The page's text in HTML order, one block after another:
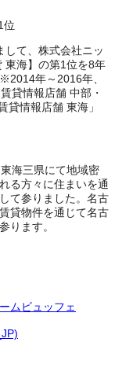
して、株式会社ニッ
東海】の第1位を8年
年～2016年、
貸情報店舗 中部・
情報店舗 東海」
海三県にて地域密
る方々に住まいを通
て参りました。名古
貸物件を通じて名古
ります。
ムビュッフェ